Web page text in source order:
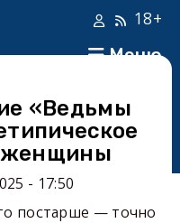
Меню
18+
«Ведьмы
женщины
- 17:50
постарше — точно